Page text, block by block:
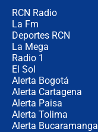
RCN Radio
La Fm
Deportes RCN
La Mega
Radio 1
El Sol
Alerta Bogotá
Alerta Cartagena
Alerta Paisa
Alerta Tolima
Alerta Bucaramanga